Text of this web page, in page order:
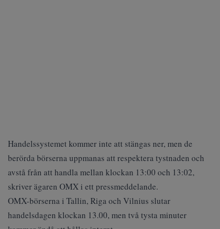
Handelssystemet kommer inte att stängas ner, men de
berörda börserna uppmanas att respektera tystnaden och
avstå från att handla mellan klockan 13:00 och 13:02,
skriver ägaren OMX i ett pressmeddelande.
OMX-börserna i Tallin, Riga och Vilnius slutar
handelsdagen klockan 13.00, men två tysta minuter